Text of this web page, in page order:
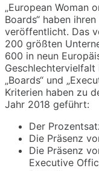
„European Woman
Boards“ haben
veröffentlicht. Das
200 größten
600 in neun
„Boards“ und
Kriterien haben zu
Jahr 2018 geführt:
Der
Die Präsenz
Die Präsenz
Executive